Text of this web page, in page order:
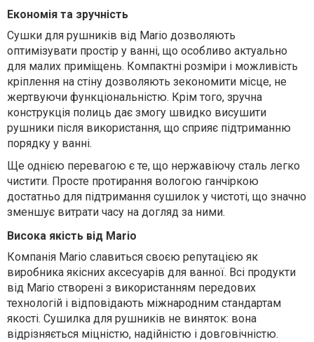
Економія та зручність
Сушки для рушників від Mario дозволяють
оптимізувати простір у ванні, що особливо актуально
для малих приміщень. Компактні розміри і можливість
кріплення на стіну дозволяють зекономити місце, не
жертвуючи функціональністю. Крім того, зручна
конструкція полиць дає змогу швидко висушити
рушники після використання, що сприяє підтриманню
порядку у ванні.
Ще однією перевагою є те, що нержавіючу сталь легко
чистити. Просте протирання вологою ганчіркою
достатньо для підтримання сушилок у чистоті, що значно
зменшує витрати часу на догляд за ними.
Висока якість від Mario
Компанія Mario славиться своєю репутацією як
виробника якісних аксесуарів для ванної. Всі продукти
від Mario створені з використанням передових
технологій і відповідають міжнародним стандартам
якості. Сушилка для рушників не виняток: вона
відрізняється міцністю, надійністю і довговічністю.